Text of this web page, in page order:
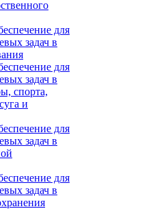
для
задач в
для
задач в
спорта,
и
для
задач в
для
задач в